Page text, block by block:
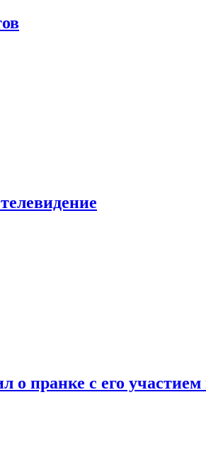
о пранке с его